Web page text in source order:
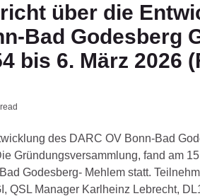
über die
Bad Godesberg
bis 6. März 2026
des DARC OV Bonn-Bad
Gründungsversammlung, fand am
Godesberg- Mehlem statt.
QSL Manager Karlheinz Lebrecht,